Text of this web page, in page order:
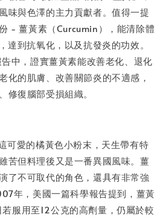
味與色澤的主力貢獻者。值得一提
- 薑黃素（Curcumin），能清除體
到抗氧化，以及抗發炎的功效。
中，證實薑黃素能改善老化、退化
化的肌膚、改善關節炎的不適感，
修復腦部受損組織。
愛的橘黃色小粉末，天生帶有特
苦但料理後又是一番異國風味。薑
了不可取代的角色，還具有非常強
年，美國一篇科學報告提到，薑黃
服用至12公克的高劑量，仍屬於較